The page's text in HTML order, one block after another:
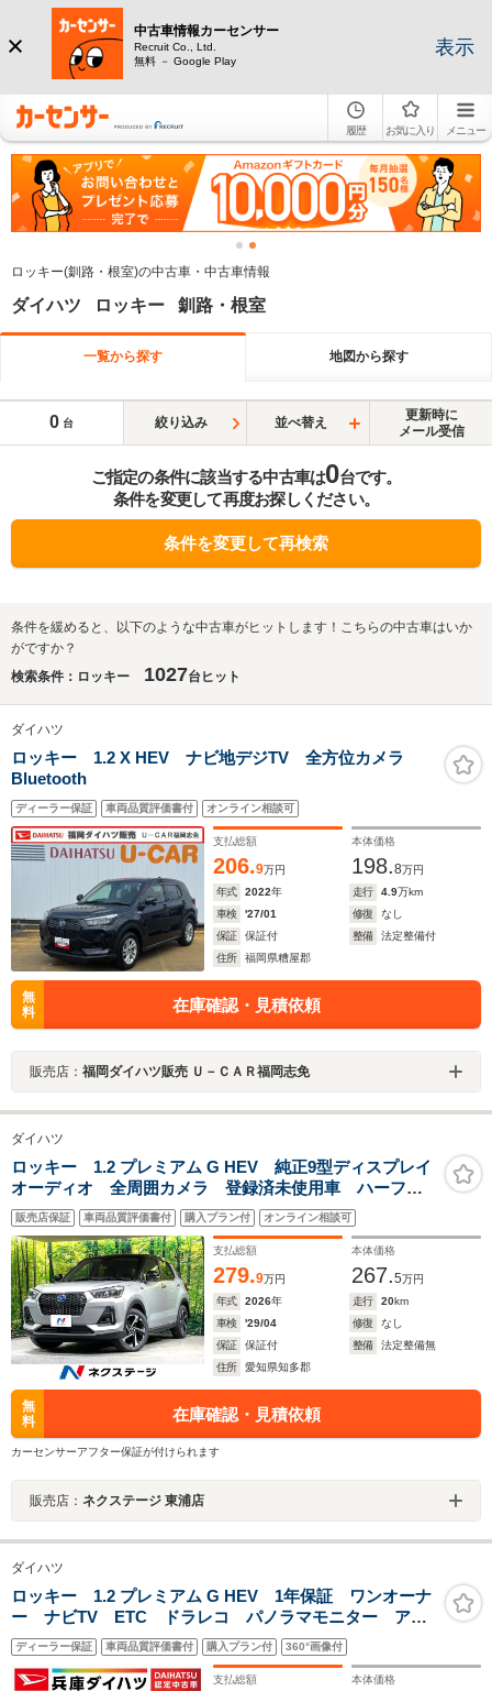
中古車情報カーセンサー
Recruit Co., Ltd.
無料 － Google Play
表示
履歴 お気に入り メニュー
ロッキー(釧路・根室)の中古車・中古車情報
ダイハツ ロッキー 釧路・根室
一覧から探す 地図から探す
0 台 絞り込み 並べ替え
更新時に
メール受信
ご指定の条件に該当する中古車は0台です。
条件を変更して再度お探しください。
条件を変更して再検索
条件を緩めると、以下のような中古車がヒットします！こちらの中古車はいか
がですか？
検索条件：ロッキー
1027台ヒット
ダイハツ
ロッキー 1.2 X HEV ナビ地デジTV 全方位カメラ
Bluetooth
ディーラー保証 車両品質評価書付 オンライン相談可
支払総額
206.9万円
本体価格
198.8万円
年式
2022年 走行 4.9万km
車検
'27/01 修復
なし
保証
保証付 整備
法定整備付
住所
福岡県糟屋郡
無
料
在庫確認・見積依頼
販売店： 福岡ダイハツ販売 Ｕ－ＣＡＲ福岡志免
ダイハツ
ロッキー 1.2 プレミアム G HEV 純正9型ディスプレイ
オーディオ 全周囲カメラ 登録済未使用車 ハーフレ
ザーシート レーダークルーズ 衝突軽減 シートヒー
ター 電子パーキング オートブレーキホールド アッ
プルカープレイ HDMI接続
販売店保証 車両品質評価書付 購入プラン付 オンライン相談可
支払総額
279.9万円
本体価格
267.5万円
年式
2026年 走行 20km
車検
'29/04 修復
なし
保証
保証付 整備
法定整備無
住所
愛知県知多郡
無
料
在庫確認・見積依頼
カーセンサーアフター保証が付けられます
販売店： ネクステージ 東浦店
ダイハツ
ロッキー 1.2 プレミアム G HEV 1年保証 ワンオーナ
ー ナビTV ETC ドラレコ パノラマモニター アダ
プティブクルーズコントロール ブラインドスポットモ
ニター 前後コーナーセンサー シートヒーター 17イ
ンチ純正アルミホイール
ディーラー保証 車両品質評価書付 購入プラン付 360°画像付
支払総額 本体価格